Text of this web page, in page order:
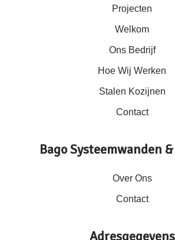
Projecten
Welkom
Ons Bedrijf
Hoe Wij Werken
Stalen Kozijnen
Contact
Bago Systeemwanden
Over Ons
Contact
Adresgegevens